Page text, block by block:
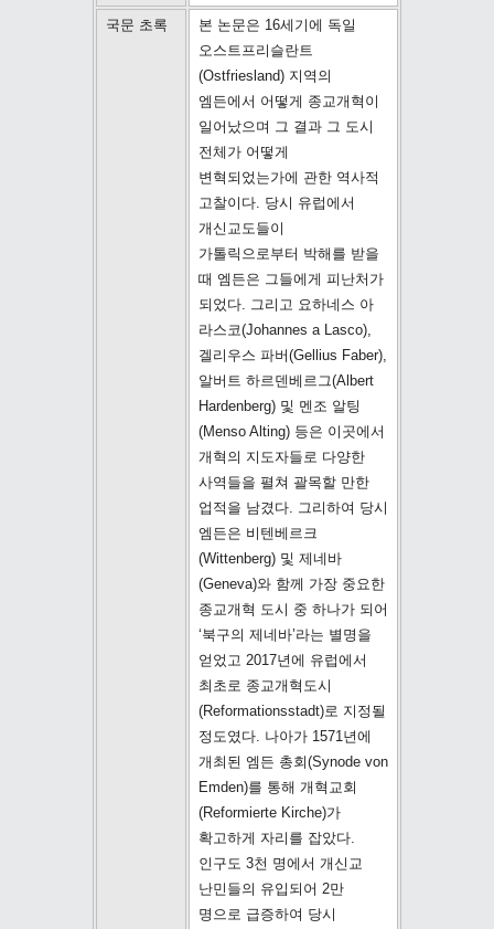
국문 초록
본 논문은 16세기에 독일
오스트프리슬란트
(Ostfriesland) 지역의
엠든에서 어떻게 종교개혁이
일어났으며 그 결과 그 도시
전체가 어떻게
변혁되었는가에 관한 역사적
고찰이다. 당시 유럽에서
개신교도들이
가톨릭으로부터 박해를 받을
때 엠든은 그들에게 피난처가
되었다. 그리고 요하네스 아
라스코(Johannes a Lasco),
겔리우스 파버(Gellius Faber),
알버트 하르덴베르그(Albert
Hardenberg) 및 멘조 알팅
(Menso Alting) 등은 이곳에서
개혁의 지도자들로 다양한
사역들을 펼쳐 괄목할 만한
업적을 남겼다. 그리하여 당시
엠든은 비텐베르크
(Wittenberg) 및 제네바
(Geneva)와 함께 가장 중요한
종교개혁 도시 중 하나가 되어
‘북구의 제네바’라는 별명을
얻었고 2017년에 유럽에서
최초로 종교개혁도시
(Reformationsstadt)로 지정될
정도였다. 나아가 1571년에
개최된 엠든 총회(Synode von
Emden)를 통해 개혁교회
(Reformierte Kirche)가
확고하게 자리를 잡았다.
인구도 3천 명에서 개신교
난민들의 유입되어 2만
명으로 급증하여 당시